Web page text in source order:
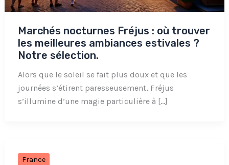
Marchés nocturnes Fréjus : où trouver
les meilleures ambiances estivales ?
Notre sélection.
Alors que le soleil se fait plus doux et que les
journées s’étirent paresseusement, Fréjus
s’illumine d’une magie particulière à […]
France